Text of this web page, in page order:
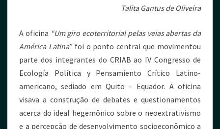
Talita Gantus de Oliveira
A oficina “Um giro ecoterritorial pelas veias abertas da
América Latina” foi o ponto central que movimentou
parte dos integrantes do CRIAB ao IV Congresso de
Ecología Política y Pensamiento Crítico Latino-
americano, sediado em Quito – Equador. A oficina
visava a construção de debates e questionamentos
acerca do ideal hegemônico sobre o neoextrativismo
e a percepção de desenvolvimento socioeconômico a